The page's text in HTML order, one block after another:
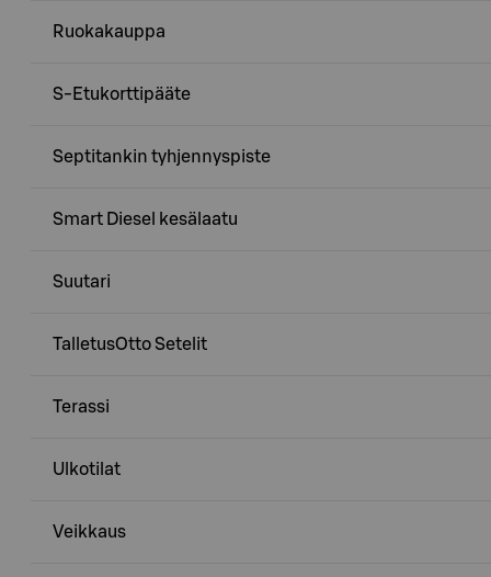
Ruokakauppa
S-Etukorttipääte
Septitankin tyhjennyspiste
Smart Diesel kesälaatu
Suutari
TalletusOtto Setelit
Terassi
Ulkotilat
Veikkaus